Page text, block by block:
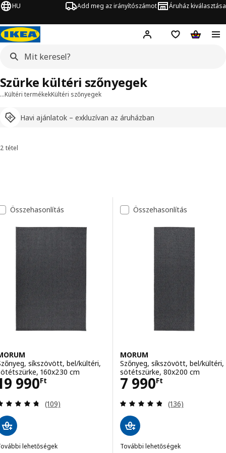
HU Add meg az irányítószámot Áruház kiválasztása
Hej! Bejelentkezés
Bevásárlólista
Kosár
…Kültéri termékekKültéri szőnyegek
Havi ajánlatok – exkluzívan az áruházban
Szürke kültéri szőnyegek
Rendezés és szűrés
2 tétel
Eredménylista
Összehasonlítás
síkszövött, bel/kültéri,
160x230 cm
990Ft
19990Ft
Vélemény: 4.7 kívül 5 csillag. Összes vélemény:
(109)
lehetőségek
Összehasonlítás
MORUM
Szőnyeg, síkszövött, bel/kültéri,
sötétszürke, 80x200 cm
7 990Ft
Ár 7990Ft
Vélemény: 4.8
(136)
További lehetőségek